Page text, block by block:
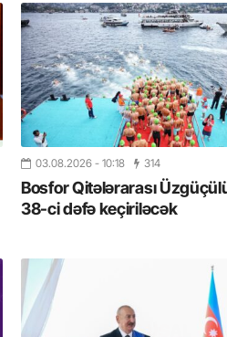
03.08.2026 - 10:18 314
Bosfor Qitələrarası
38-ci dəfə keçiriləcək